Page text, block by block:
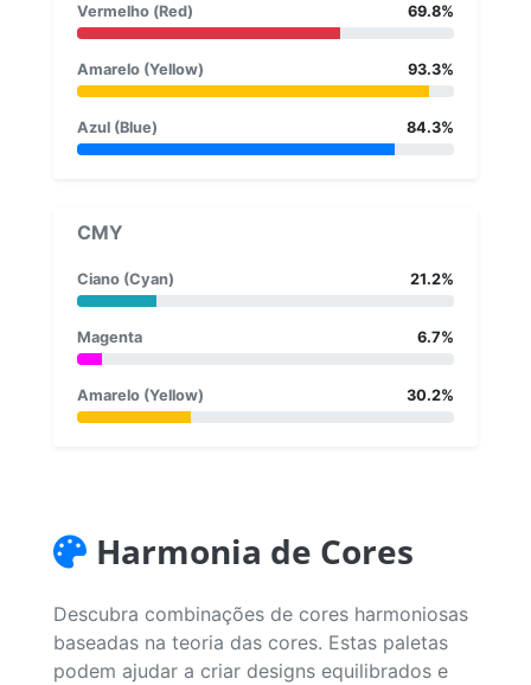
Vermelho (Red) 69.8%
Amarelo (Yellow) 93.3%
Azul (Blue) 84.3%
CMY
Ciano (Cyan) 21.2%
Magenta 6.7%
Amarelo (Yellow) 30.2%
Harmonia de Cores
Descubra combinações de cores harmoniosas
baseadas na teoria das cores. Estas paletas
podem ajudar a criar designs equilibrados e